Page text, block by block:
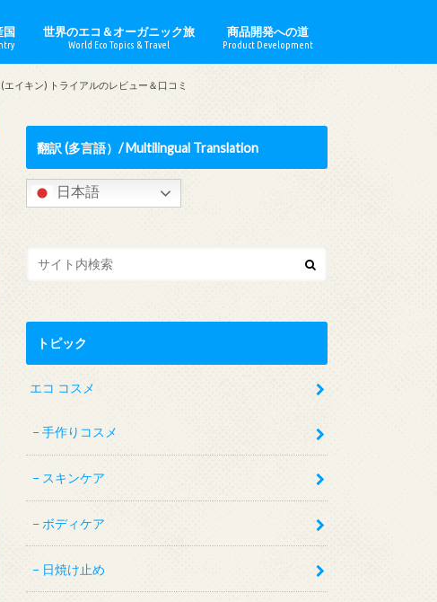
国 世界のエコ＆オーガニック旅
World Eco Topics & Travel
商品開発への道
Product Development
イキン) トライアルのレビュー＆口コミ
翻訳 (多言語）/ Multilingual Translation
日本語
トピック
エコ コスメ
手作りコスメ
スキンケア
ボディケア
日焼け止め